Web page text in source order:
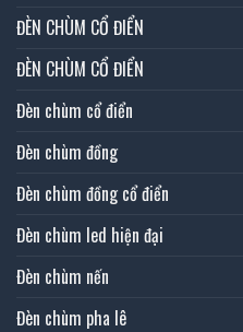
ĐÈN CHÙM CỔ ĐIỂN
ĐÈN CHÙM CỔ ĐIỂN
Đèn chùm cổ điển
Đèn chùm đồng
Đèn chùm đồng cổ điển
Đèn chùm led hiện đại
Đèn chùm nến
Đèn chùm pha lê